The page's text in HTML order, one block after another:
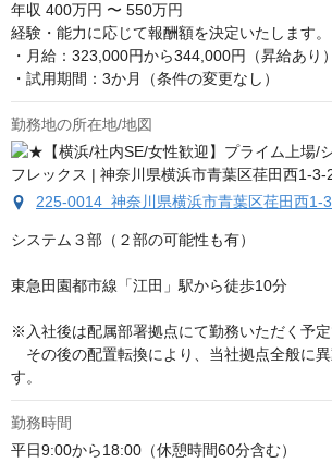
年収 400万円 〜 550万円
経験・能力に応じて報酬額を決定いたします。
・月給：323,000円から344,000円（昇給あり）
・試用期間：3か月（条件の変更なし）
勤務地の所在地/地図
225-0014 神奈川県横浜市青葉区荏田西1-
システム３部（２部の可能性も有）
東急田園都市線「江田」駅から徒歩10分
※入社後は配属部署拠点にて勤務いただく予定
その後の配置転換により、当社拠点全般に
す。
勤務時間
平日9:00から18:00（休憩時間60分含む）